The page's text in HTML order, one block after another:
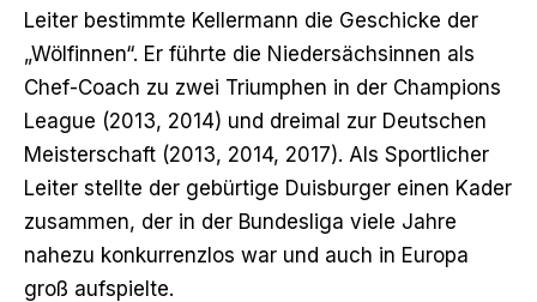
Leiter bestimmte Kellermann die Geschicke der
„Wölfinnen“. Er führte die Niedersächsinnen als
Chef-Coach zu zwei Triumphen in der Champions
League (2013, 2014) und dreimal zur Deutschen
Meisterschaft (2013, 2014, 2017). Als Sportlicher
Leiter stellte der gebürtige Duisburger einen Kader
zusammen, der in der Bundesliga viele Jahre
nahezu konkurrenzlos war und auch in Europa
groß aufspielte.